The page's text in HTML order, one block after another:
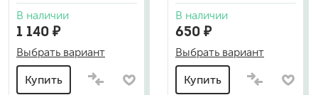
В наличии
1 140 ₽
Выбрать вариант
Купить
В наличии
650 ₽
Выбрать вариант
Купить